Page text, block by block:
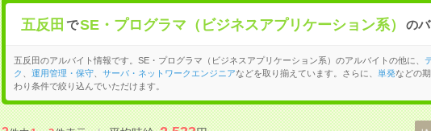
五反田 でSE・プログラマ（ビジネスアプリケーション系） の
五反田のアルバイト情報です。SE・プログラマ（ビジネスアプリケーション系）のアルバイトの他に、
ク
運用管理・保守、 サーバ・ネットワークエンジニアなどを取り揃えています。さらに、 単発などの期
わり条件で絞り込んでいただけます。